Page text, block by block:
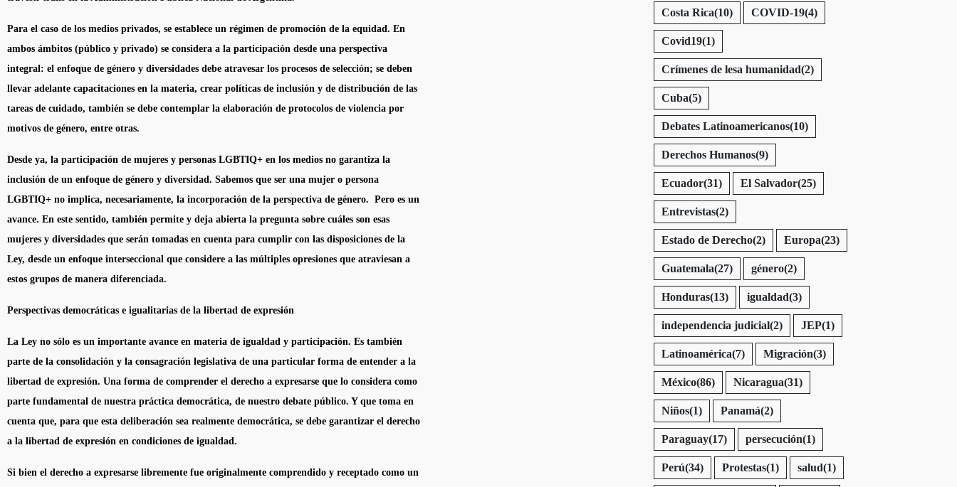
Para el caso de los medios privados, se establece un régimen de promoción de la equidad. En
ambos ámbitos (público y privado) se considera a la participación desde una perspectiva
integral: el enfoque de género y diversidades debe atravesar los procesos de selección; se deben
llevar adelante capacitaciones en la materia, crear políticas de inclusión y de distribución de las
tareas de cuidado, también se debe contemplar la elaboración de protocolos de violencia por
motivos de género, entre otras.
Desde ya, la participación de mujeres y personas LGBTIQ+ en los medios no garantiza la
inclusión de un enfoque de género y diversidad. Sabemos que ser una mujer o persona
LGBTIQ+ no implica, necesariamente, la incorporación de la perspectiva de género. Pero es un
avance. En este sentido, también permite y deja abierta la pregunta sobre cuáles son esas
mujeres y diversidades que serán tomadas en cuenta para cumplir con las disposiciones de la
Ley, desde un enfoque interseccional que considere a las múltiples opresiones que atraviesan a
estos grupos de manera diferenciada.
Perspectivas democráticas e igualitarias de la libertad de expresión
La Ley no sólo es un importante avance en materia de igualdad y participación. Es también
parte de la consolidación y la consagración legislativa de una particular forma de entender a la
libertad de expresión. Una forma de comprender el derecho a expresarse que lo considera como
parte fundamental de nuestra práctica democrática, de nuestro debate público. Y que toma en
cuenta que, para que esta deliberación sea realmente democrática, se debe garantizar el derecho
a la libertad de expresión en condiciones de igualdad.
Si bien el derecho a expresarse libremente fue originalmente comprendido y receptado como un
Costa Rica(10) COVID-19(4)
Covid19(1)
Crímenes de lesa humanidad(2)
Cuba(5)
Debates Latinoamericanos(10)
Derechos Humanos(9)
Ecuador(31) El Salvador(25)
Entrevistas(2)
Estado de Derecho(2) Europa(23)
Guatemala(27) género(2)
Honduras(13) igualdad(3)
independencia judicial(2) JEP(1)
Latinoamérica(7) Migración(3)
México(86) Nicaragua(31)
Niños(1) Panamá(2)
Paraguay(17) persecución(1)
Perú(34) Protestas(1) salud(1)